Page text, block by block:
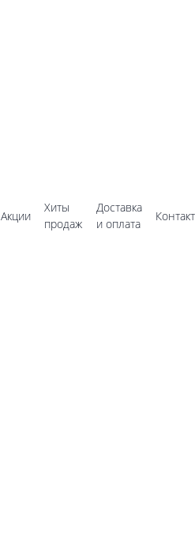
Акции
Хиты
продаж
Доставка
и оплата